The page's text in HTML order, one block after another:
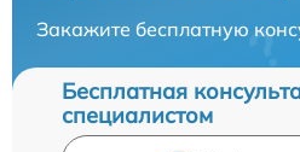
Закажите бесплатную
Бесплатная
специалистом